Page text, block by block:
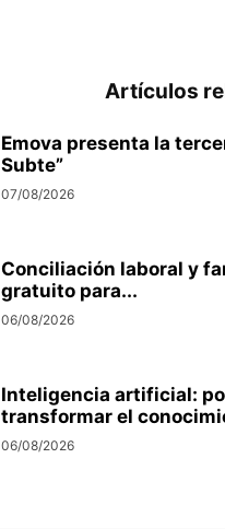
Artículos
Emova presenta la
Subte”
07/08/2026
Conciliación laboral y
gratuito para...
06/08/2026
Inteligencia artificial:
transformar el
06/08/2026